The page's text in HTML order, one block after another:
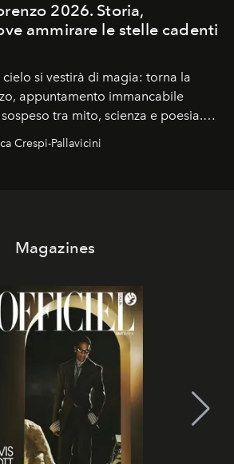
2026. Storia,
ammirare le stelle cadenti
si vestirà di magia: torna la
, appuntamento immancabile
tra mito, scienza e poesia.
cui gli occhi si alzano verso la volta
il passaggio delle
Crespi-Pallavicini
Magazines